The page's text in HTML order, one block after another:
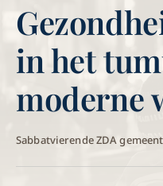
in het
moderne
Sabbatvierende ZDA